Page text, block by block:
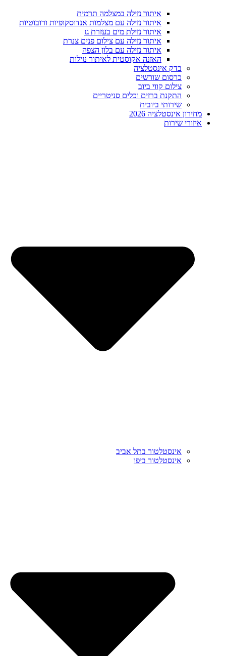
איתור נזילה במצלמה תרמית
איתור נזילה עם מצלמות אנדוסקופיות ורובוטיות
איתור נזילת מים בעזרת גז
איתור נזילה עם צילום פנים צנרת
איתור נזילה עם בלון הצפה
האזנה אקוסטית לאיתור נזילות
בדק אינסטלציה
כרסום שורשים
צילום קווי ביוב
התקנת ברזים וכלים סניטריים
שירותי ביובית
מחירון אינסטלציה 2026
איזורי שירות
אינסטלטור בתל אביב
אינסטלטור ביפו